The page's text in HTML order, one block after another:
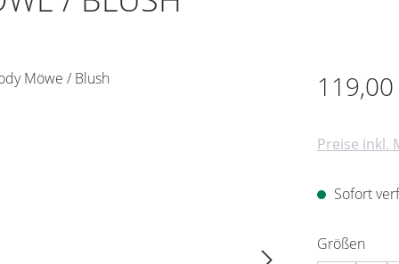
Regulärer
Preise inkl.
Sofort
Größen